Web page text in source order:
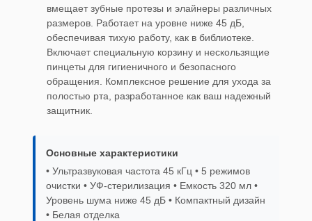
вмещает зубные протезы и элайнеры различных
размеров. Работает на уровне ниже 45 дБ,
обеспечивая тихую работу, как в библиотеке.
Включает специальную корзину и нескользящие
пинцеты для гигиеничного и безопасного
обращения. Комплексное решение для ухода за
полостью рта, разработанное как ваш надежный
защитник.
Основные характеристики
• Ультразвуковая частота 45 кГц • 5 режимов
очистки • УФ-стерилизация • Емкость 320 мл •
Уровень шума ниже 45 дБ • Компактный дизайн
• Белая отделка